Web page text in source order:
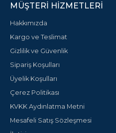
MÜŞTERI HIZMETLERI
Hakkımızda
Kargo ve Teslimat
Gizlilik ve Güvenlik
Sipariş Koşulları
Üyelik Koşulları
Çerez Politikası
KVKK Aydınlatma Metni
Mesafeli Satış Sözleşmesi